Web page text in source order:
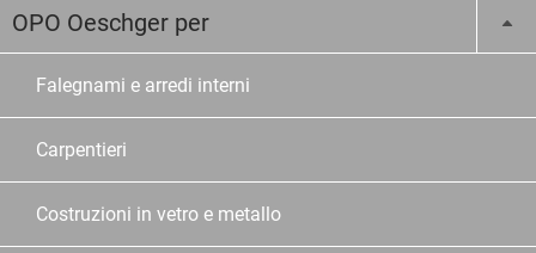
OPO Oeschger per
Falegnami e arredi interni
Carpentieri
Costruzioni in vetro e metallo